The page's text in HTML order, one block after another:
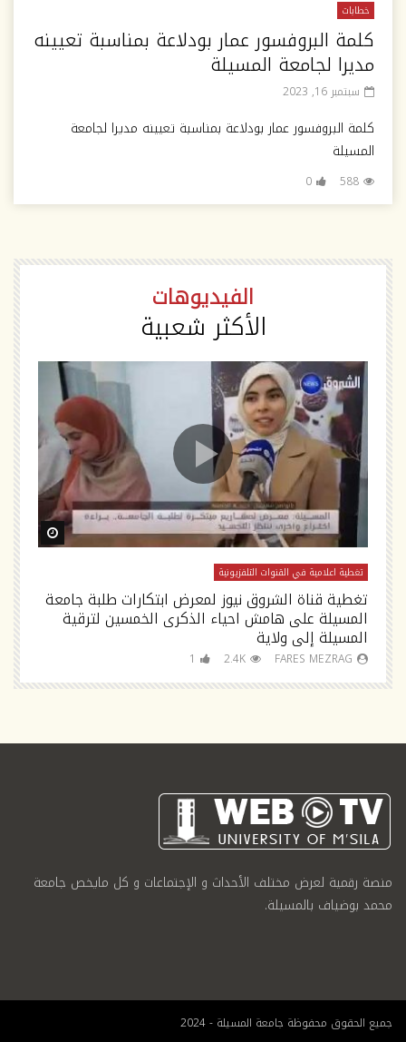
خطابات
كلمة البروفسور عمار بودلاعة بمناسبة تعيينه
مديرا لجامعة المسيلة
سبتمبر 16, 2023
كلمة البروفسور عمار بودلاعة بمناسبة تعيينه مديرا لجامعة
المسيلة
588
0
الفيديوهات
الأكثر شعبية
Later
تغطية اعلامية في القنوات التلفزيونية
تغطية قناة الشروق نيوز لمعرض ابتكارات طلبة جامعة
المسيلة على هامش احياء الذكرى الخمسين لترقية
المسيلة إلى ولاية
FARES MEZRAG
2.4K
1
Watch Later
منصة رقمية لعرض مختلف الأحداث و الإجتماعات و كل مايخص جامعة
محمد بوضياف بالمسيلة.
جميع الحقوق محفوظة جامعة المسيلة - 2024